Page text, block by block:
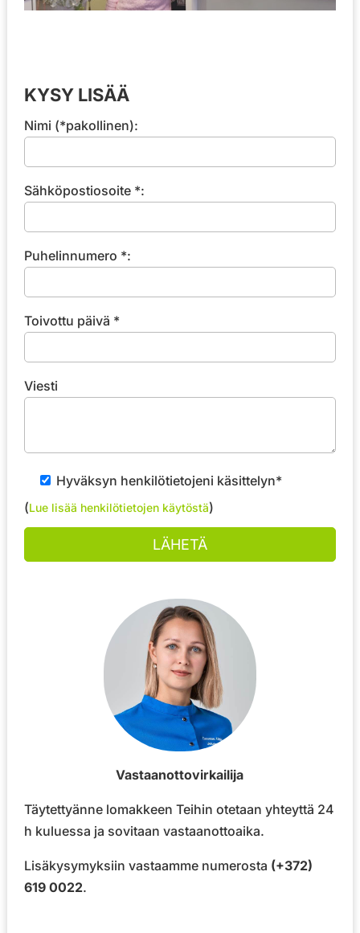
KYSY LISÄÄ
Nimi (*pakollinen):
Sähköpostiosoite *:
Puhelinnumero *:
Toivottu päivä *
Viesti
Hyväksyn henkilötietojeni käsittelyn*
(Lue lisää henkilötietojen käytöstä)
Vastaanottovirkailija
Täytettyänne lomakkeen Teihin otetaan yhteyttä 24
h kuluessa ja sovitaan vastaanottoaika.
Lisäkysymyksiin vastaamme numerosta (+372)
619 0022.